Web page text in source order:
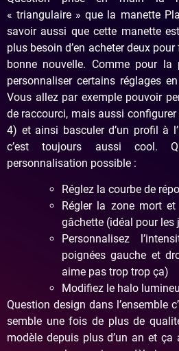
« triangulaire » que la manette
savoir aussi que cette manette
plus besoin d’en acheter deux
bonne nouvelle. Comme pour la
personnaliser certains réglages
Vous allez par exemple pouvoir
de raccourci, mais aussi
4) et ainsi basculer d’un profil à
c’est toujours aussi cool.
personnalisation possible :
Réglez la courbe de
Régler la zone mort
gâchette (idéal pour les
Personnalisez
poignées gauche et
aime pas trop trop ça)
Modifiez le halo
Question design dans l’ensemble
semble une fois de plus de
modèle depuis plus d’un an et